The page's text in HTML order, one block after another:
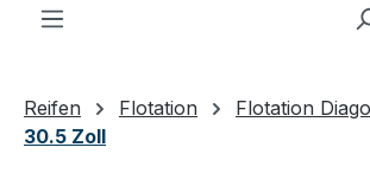
Reifen Flotation
Flotation
30.5 Zoll